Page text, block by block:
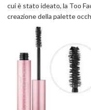
cui è stato ideato, la Too
creazione della palette